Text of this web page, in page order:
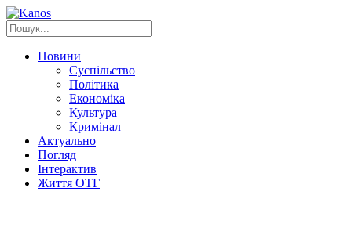
Новини
Суспільство
Політика
Економіка
Культура
Кримінал
Актуально
Погляд
Інтерактив
Життя ОТГ